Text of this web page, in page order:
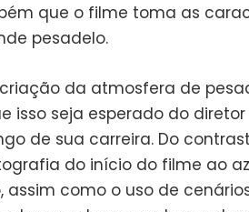
que o filme toma as
pesadelo.
da atmosfera de
isso seja esperado do
de sua carreira. Do
do início do filme ao
assim como o uso de